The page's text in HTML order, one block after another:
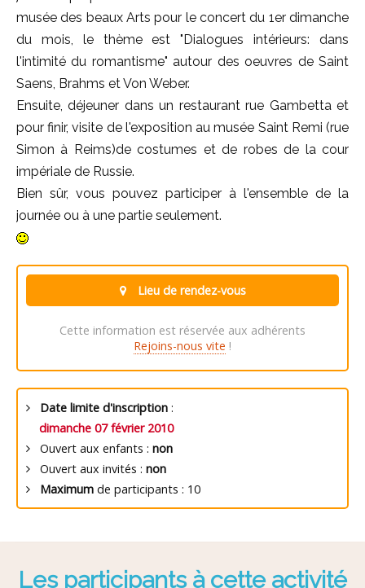
musée des beaux Arts pour le concert du 1er dimanche
du mois, le thème est "Dialogues intérieurs: dans
l'intimité du romantisme" autour des oeuvres de Saint
Saens, Brahms et Von Weber.
Ensuite, déjeuner dans un restaurant rue Gambetta et
pour finir, visite de l'exposition au musée Saint Remi (rue
Simon à Reims)de costumes et de robes de la cour
impériale de Russie.
Bien sûr, vous pouvez participer à l'ensemble de la
journée ou à une partie seulement.
Lieu de rendez-vous
Cette information est réservée aux adhérents
Rejoins-nous vite !
Date limite d'inscription :
dimanche 07 février 2010
Ouvert aux enfants : non
Ouvert aux invités : non
Maximum de participants : 10
Les participants à cette activité